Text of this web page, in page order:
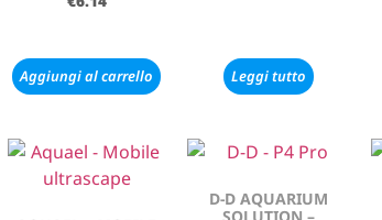
Aggiungi al carrello Leggi tutto
D-D AQUARIUM